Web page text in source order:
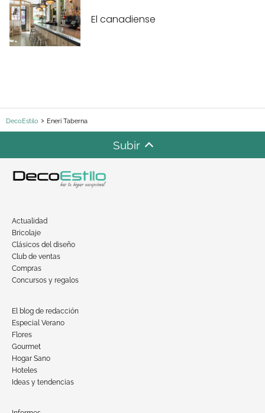
El canadiense
DecoEstilo Eneri Taberna
Subir
Actualidad
Bricolaje
Clásicos del diseño
Club de ventas
Compras
Concursos y regalos
El blog de redacción
Especial Verano
Flores
Gourmet
Hogar Sano
Hoteles
Ideas y tendencias